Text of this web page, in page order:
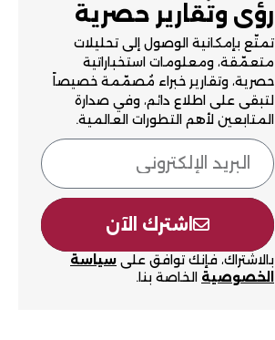
رؤى وتقارير حصرية
تمتّع بإمكانية الوصول إلى تحليلات
متعمّقة، ومعلومات استخباراتية
حصرية، وتقارير خبراء مُصمّمة خصيصاً
لتبقى على اطلاع دائم، وفي صدارة
المتابعين لأهم التطورات العالمية.
اشترك الآن
بالاشتراك، فإنك توافق على سياسة
الخصوصية الخاصة بنا.